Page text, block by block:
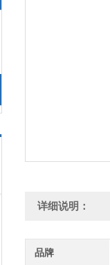
详细说明：
品牌